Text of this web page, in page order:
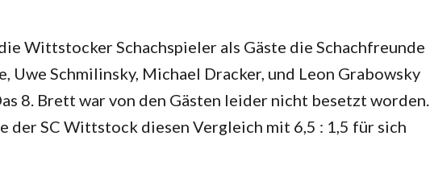
Wittstocker Schachspieler als Gäste die Schachfreunde
Uwe Schmilinsky, Michael Dracker, und Leon Grabowsky
8. Brett war von den Gästen leider nicht besetzt worden.
der SC Wittstock diesen Vergleich mit 6,5 : 1,5 für sich